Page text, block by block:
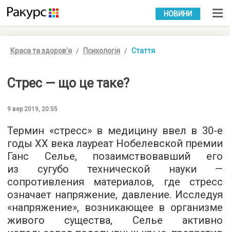
УКР РУС
НОВИНИ
Краса та здоров'я Психологія Стаття
Стрес — що це таке?
9 вер 2019, 20:55
Термин «стресс» в медицину ввел в 30-е
годы XX века лауреат Нобелевской премии
Ганс Селье, позаимствовавший его
из сугубо технической науки —
сопротивления материалов, где стресс
означает напряжение, давление. Исследуя
«напряжение», возникающее в организме
живого существа, Селье активно